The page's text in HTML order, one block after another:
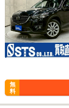
無
料